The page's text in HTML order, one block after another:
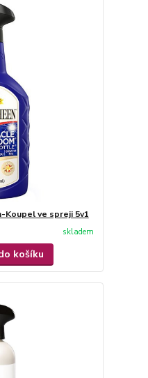
ve spreji 5v1
skladem
košíku